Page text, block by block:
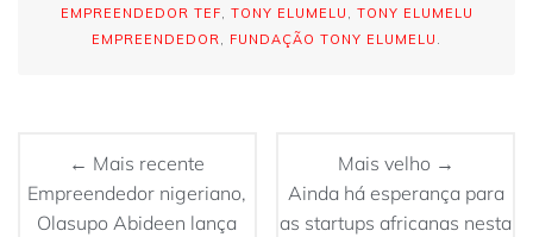
EMPREENDEDOR TEF, TONY ELUMELU , TONY ELUMELU
EMPREENDEDOR, FUNDAÇÃO TONY ELUMELU .
← Mais recente
Empreendedor nigeriano,
Olasupo Abideen lança
Mais velho →
Ainda há esperança para
as startups africanas nesta